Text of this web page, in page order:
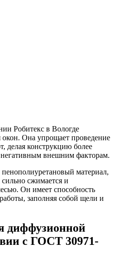
Робитекс в Вологде
окон. Она упрощает проведение
делая конструкцию более
внешним факторам.
материал,
сжимается и
Он имеет способность
заполняя собой щели и
диффузионной
с ГОСТ 30971-